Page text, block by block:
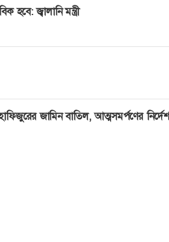
হবে: জ্বালানি মন্ত্রী
জামিন বাতিল, আত্মসমর্পণের